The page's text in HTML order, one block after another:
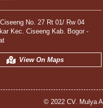
No. 27 Rt 01/ Rw 04
Kec. Ciseeng Kab. Bogor -
View On Maps
© 2022 CV. Mulya